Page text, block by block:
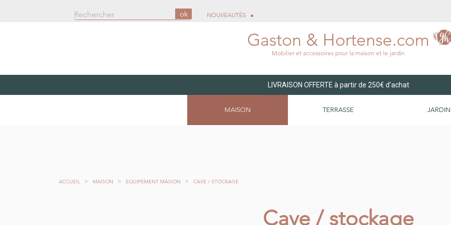
ok NOUVEAUTÉS
Gaston & Hortense.com
Mobilier et accessoires pour la maison et le jardin
LIVRAISON OFFERTE à partir de 250€ d'achat
MAISON TERRASSE JARDIN
ACCUEIL MAISON EQUIPEMENT MAISON CAVE / STOCKAGE
Cave / stockage